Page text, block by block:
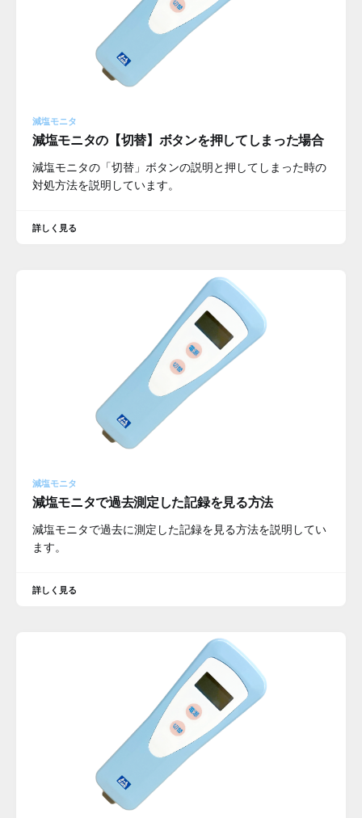
減塩モニタ
減塩モニタの【切替】ボタンを押してしまった場合
減塩モニタの「切替」ボタンの説明と押してしまった時の
対処方法を説明しています。
詳しく見る
減塩モニタ
減塩モニタで過去測定した記録を見る方法
減塩モニタで過去に測定した記録を見る方法を説明してい
ます。
詳しく見る